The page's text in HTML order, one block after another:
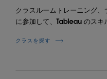
クラスルームトレーニング
に参加して、Tableau のスキ
クラスを探す